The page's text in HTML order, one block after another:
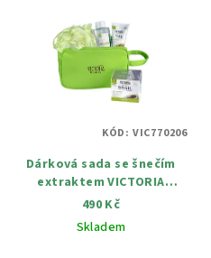
Dárková sada se šnečím
extraktem VICTORIA
BEAUTY
490 Kč
Skladem
KÓD: VIC770206